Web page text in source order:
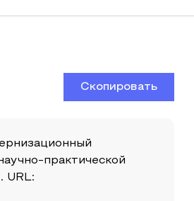
Скопировать
практической
URL: